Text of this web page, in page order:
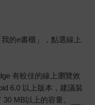
的e書櫃」，點選線上
有較佳的線上瀏覽效
6.0 以上版本，建議裝
MB以上的容量。